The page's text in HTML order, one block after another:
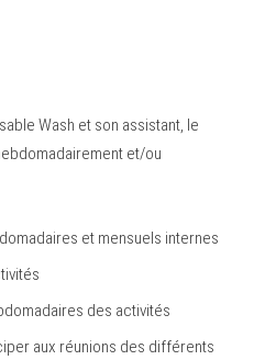
Wash et son assistant, le
et/ou
et mensuels internes
des activités
aux réunions des différents